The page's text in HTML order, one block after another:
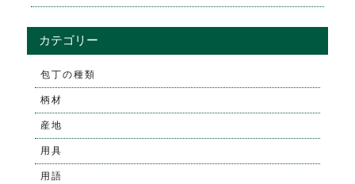
カテゴリー
包丁の種類
柄材
産地
用具
用語